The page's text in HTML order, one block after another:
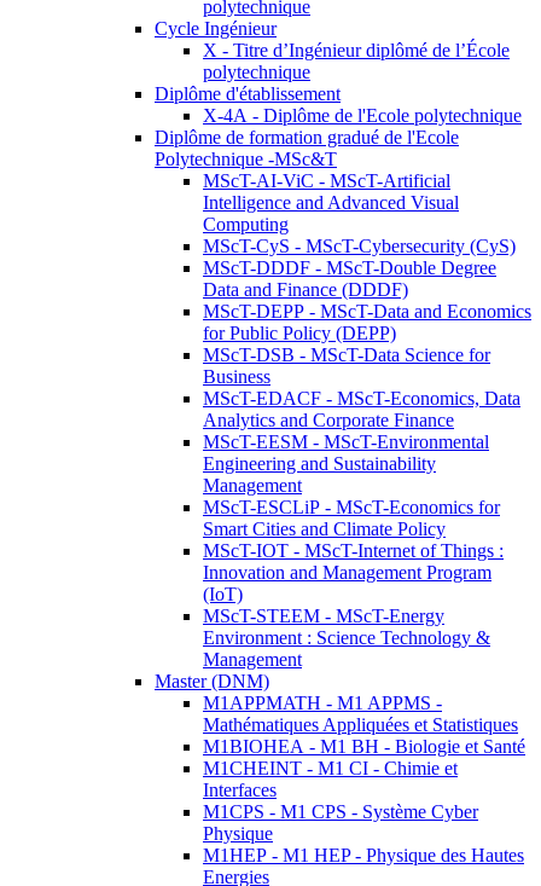
polytechnique
Cycle Ingénieur
X - Titre d’Ingénieur diplômé de l’École
polytechnique
Diplôme d'établissement
X-4A - Diplôme de l'Ecole polytechnique
Diplôme de formation gradué de l'Ecole
Polytechnique -MSc&T
MScT-AI-ViC - MScT-Artificial
Intelligence and Advanced Visual
Computing
MScT-CyS - MScT-Cybersecurity (CyS)
MScT-DDDF - MScT-Double Degree
Data and Finance (DDDF)
MScT-DEPP - MScT-Data and Economics
for Public Policy (DEPP)
MScT-DSB - MScT-Data Science for
Business
MScT-EDACF - MScT-Economics, Data
Analytics and Corporate Finance
MScT-EESM - MScT-Environmental
Engineering and Sustainability
Management
MScT-ESCLiP - MScT-Economics for
Smart Cities and Climate Policy
MScT-IOT - MScT-Internet of Things :
Innovation and Management Program
(IoT)
MScT-STEEM - MScT-Energy
Environment : Science Technology &
Management
Master (DNM)
M1APPMATH - M1 APPMS -
Mathématiques Appliquées et Statistiques
M1BIOHEA - M1 BH - Biologie et Santé
M1CHEINT - M1 CI - Chimie et
Interfaces
M1CPS - M1 CPS - Système Cyber
Physique
M1HEP - M1 HEP - Physique des Hautes
Energies